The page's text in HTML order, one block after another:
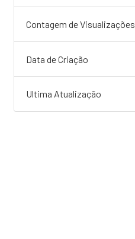
Contagem de Visualizações
Data de Criação
Ultima Atualização